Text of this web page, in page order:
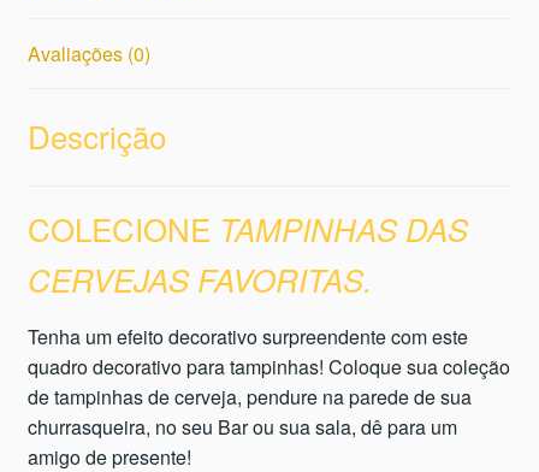
Avaliações (0)
Descrição
COLECIONE TAMPINHAS DAS
CERVEJAS FAVORITAS.
Tenha um efeito decorativo surpreendente com este
quadro decorativo para tampinhas! Coloque sua coleção
de tampinhas de cerveja, pendure na parede de sua
churrasqueira, no seu Bar ou sua sala, dê para um
amigo de presente!